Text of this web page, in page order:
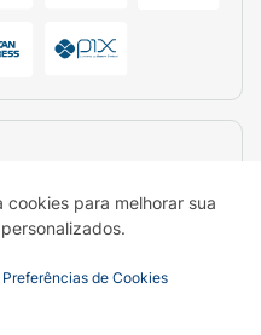
cookies para melhorar sua
Preferências de Cookies
00h